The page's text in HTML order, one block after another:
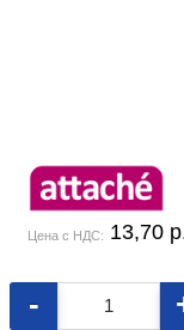
Цена с НДС: 13,70
-
Формат ≈А4.